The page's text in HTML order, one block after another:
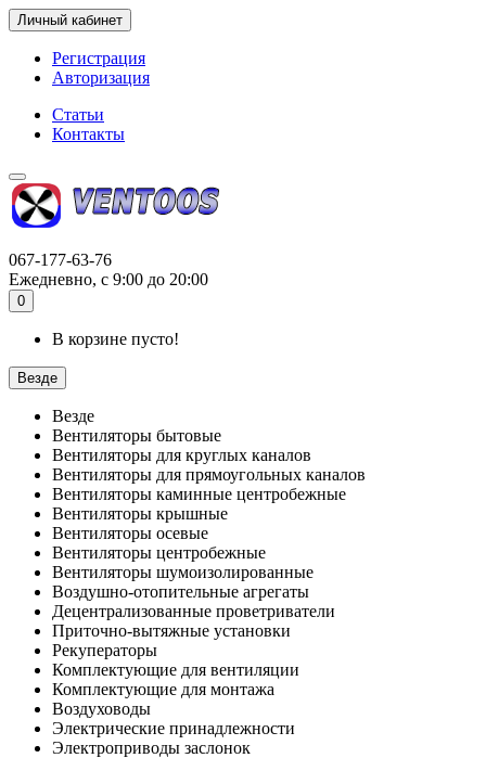
Личный кабинет
Регистрация
Авторизация
Статьи
Контакты
067-177-63-76
Ежедневно, с 9:00 до 20:00
0
В корзине пусто!
Везде
Везде
Вентиляторы бытовые
Вентиляторы для круглых каналов
Вентиляторы для прямоугольных каналов
Вентиляторы каминные центробежные
Вентиляторы крышные
Вентиляторы осевые
Вентиляторы центробежные
Вентиляторы шумоизолированные
Воздушно-отопительные агрегаты
Децентрализованные проветриватели
Приточно-вытяжные установки
Рекуператоры
Комплектующие для вентиляции
Комплектующие для монтажа
Воздуховоды
Электрические принадлежности
Электроприводы заслонок